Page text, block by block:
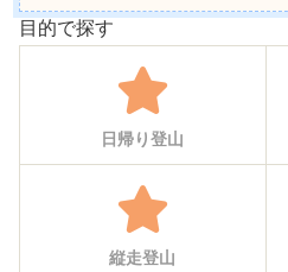
目的で探す
日帰り登山
縦走登山